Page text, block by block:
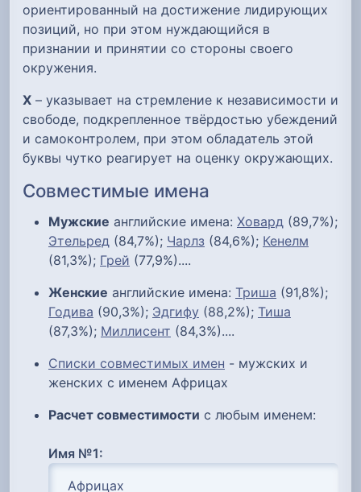
ориентированный на достижение лидирующих
позиций, но при этом нуждающийся в
признании и принятии со стороны своего
окружения.
Х – указывает на стремление к независимости и
свободе, подкрепленное твёрдостью убеждений
и самоконтролем, при этом обладатель этой
буквы чутко реагирует на оценку окружающих.
Совместимые имена
Мужские английские имена: Ховард (89,7%);
Этельред (84,7%); Чарлз (84,6%); Кенелм
(81,3%); Грей (77,9%)....
Женские английские имена: Триша (91,8%);
Годива (90,3%); Эдгифу (88,2%); Тиша
(87,3%); Миллисент (84,3%)....
Списки совместимых имен - мужских и
женских с именем Африцах
Расчет совместимости с любым именем:
Имя №1: